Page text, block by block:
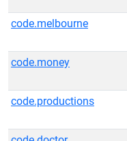
code.melbourne
code.money
code.productions